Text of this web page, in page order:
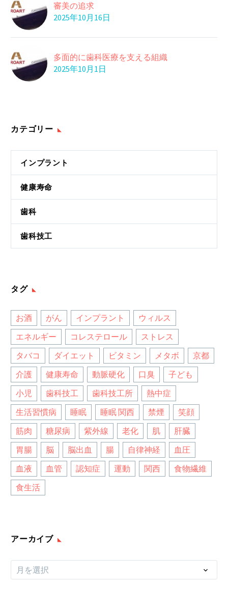
審美の追求
2025年10月16日
多面的に歯科医療を支える組織
2025年10月1日
カテゴリー
インプラント
健康寿命
歯科
歯科技工
タグ
お酒 がん インプラント
ウィルス
エネルギー
コレステロール
ストレス
タバコ
ダイエット ビタミン メタボ
京都
介護
健康寿命 動脈硬化 口臭
子ども
小児
歯科技工 歯科技工所
熱中症
生活習慣病
睡眠 睡眠 関西 禁煙
笑顔
筋肉
糖尿病 紫外線 老化 肌
肝臓
胃腸
脳 脳出血 腸 自律神経
血圧
血液
血管 認知症 運動 関西
食物繊維
食生活
アーカイブ
ー
月を選択